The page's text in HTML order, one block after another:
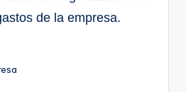
de la empresa.